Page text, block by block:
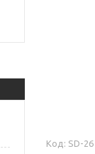
SD-26